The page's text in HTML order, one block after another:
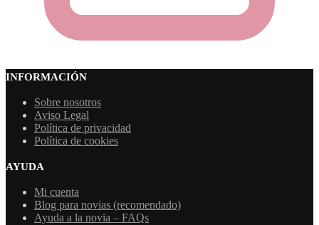
INFORMACIÓN
Sobre nosotros
Aviso Legal
Política de privacidad
Política de cookies
AYUDA
Mi cuenta
Blog para novias (recomendado)
Ayuda a la novia – FAQs